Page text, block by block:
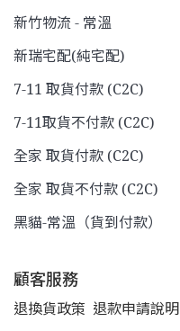
新竹物流 - 常溫
新瑞宅配(純宅配)
7-11 取貨付款 (C2C)
7-11取貨不付款 (C2C)
全家 取貨付款 (C2C)
全家 取貨不付款 (C2C)
黑貓-常溫（貨到付款）
顧客服務
退換貨政策 退款申請說明